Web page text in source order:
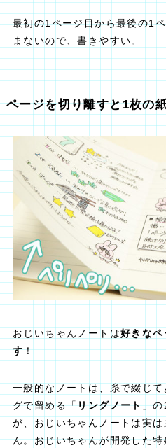
最初の1ページ目から最後の1
まないので、書きやすい。
ページを切り離すと1枚の
おじいちゃんノートは好きなペ
す！
一般的なノートは、糸で綴じて
グで留める「リングノート」の
が、おじいちゃんノートは実
ん。おじいちゃんが開発した